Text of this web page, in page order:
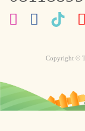
Copyright ©